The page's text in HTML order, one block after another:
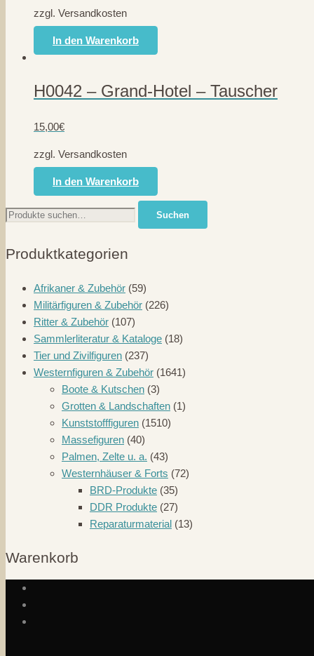
zzgl. Versandkosten
In den Warenkorb
H0042 – Grand-Hotel – Tauscher
15,00€
zzgl. Versandkosten
In den Warenkorb
Suche
nach:
Suchen
Produktkategorien
Afrikaner & Zubehör (59)
Militärfiguren & Zubehör (226)
Ritter & Zubehör (107)
Sammlerliteratur & Kataloge (18)
Tier und Zivilfiguren (237)
Westernfiguren & Zubehör (1641)
Boote & Kutschen (3)
Grotten & Landschaften (1)
Kunststofffiguren (1510)
Massefiguren (40)
Palmen, Zelte u. a. (43)
Westernhäuser & Forts (72)
BRD-Produkte (35)
DDR Produkte (27)
Reparaturmaterial (13)
Warenkorb